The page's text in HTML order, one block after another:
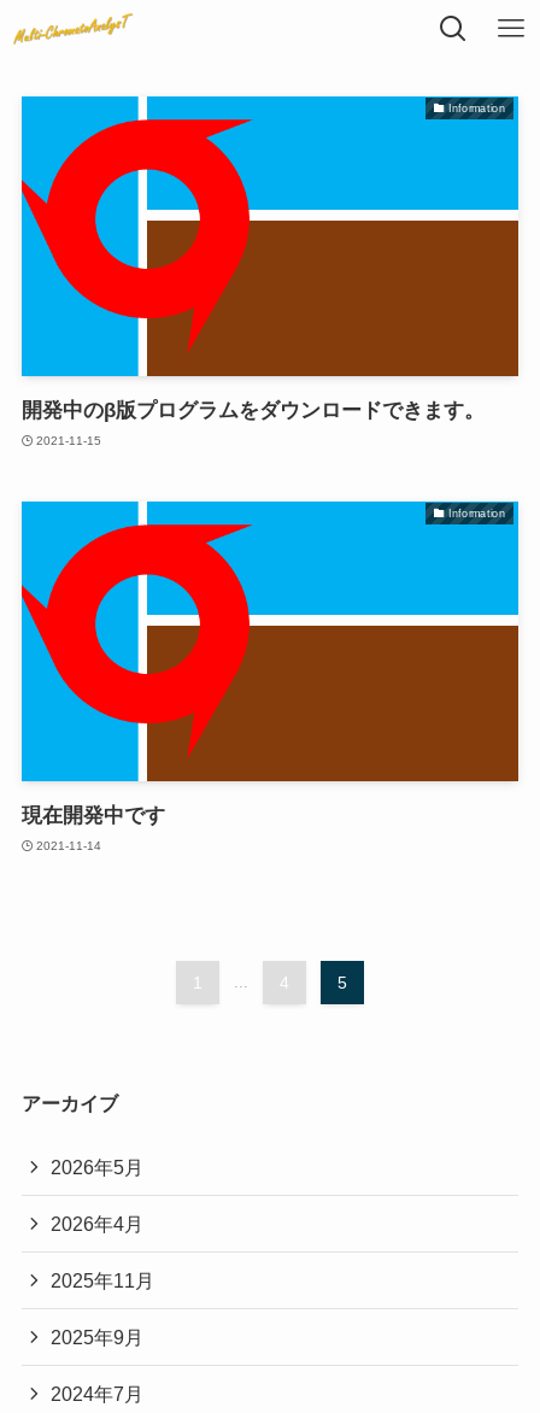
Information
開発中のβ版プログラムをダウンロードできます。
2021-11-15
Information
現在開発中です
2021-11-14
1 4 5
アーカイブ
2026年5月
2026年4月
2025年11月
2025年9月
2024年7月